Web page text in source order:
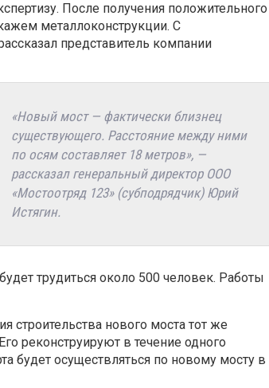
После получения положительного
металлоконструкции. С
представитель компании
«Новый мост — фактически близнец
существующего. Расстояние между ними
по осям составляет 18 метров», —
рассказал генеральный директор ООО
«Мостоотряд 123» (субподрядчик) Юрий
Истягин.
трудиться около 500 человек. Работы
строительства нового моста тот же
реконструируют в течение одного
будет осуществляться по новому мосту в